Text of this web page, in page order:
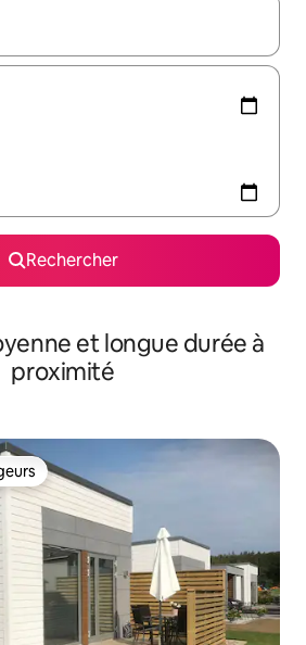
s'affichent, utilisez les flèches vers le
Rechercher
et longue durée à
proximité